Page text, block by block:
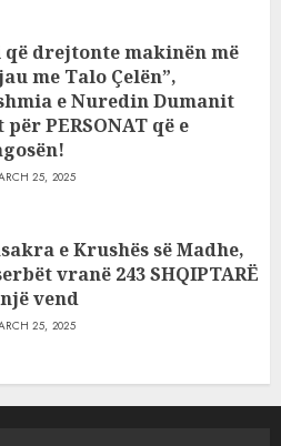
që drejtonte makinën më
me Talo Çelën”,
e Nuredin Dumanit
për PERSONAT që e
25, 2025
e Krushës së Madhe,
vranë 243 SHQIPTARË
vend
25, 2025